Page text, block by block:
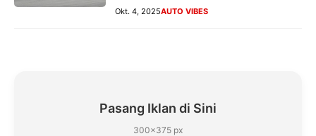
Okt. 4, 2025AUTO VIBES
Pasang Iklan di Sini
300×375 px